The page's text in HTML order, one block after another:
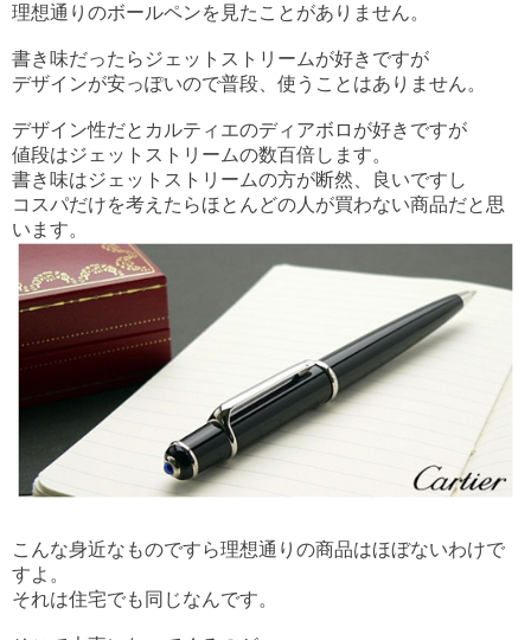
理想通りのボールペンを見たことがありません。
書き味だったらジェットストリームが好きですが
デザインが安っぽいので普段、使うことはありません。
デザイン性だとカルティエのディアボロが好きですが
値段はジェットストリームの数百倍します。
書き味はジェットストリームの方が断然、良いですし
コスパだけを考えたらほとんどの人が買わない商品だと思
います。
こんな身近なものですら理想通りの商品はほぼないわけで
すよ。
それは住宅でも同じなんです。